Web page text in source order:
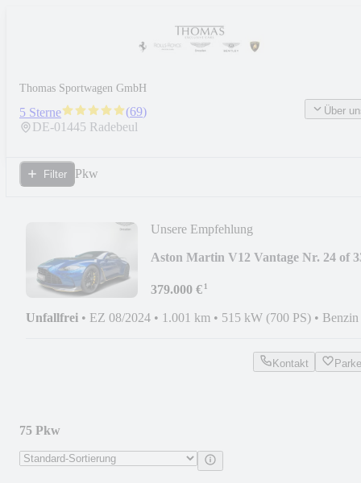
Thomas Sportwagen GmbH
5 Sterne (69)
DE-01445 Radebeul
Über
Filter Pkw
Unsere Empfehlung
Aston Martin V12 Vantage Nr. 24 of
379.000 €¹
Unfallfrei • EZ 08/2024 • 1.001 km • 515 kW (700 PS) • Benzin
Kontakt
75 Pkw